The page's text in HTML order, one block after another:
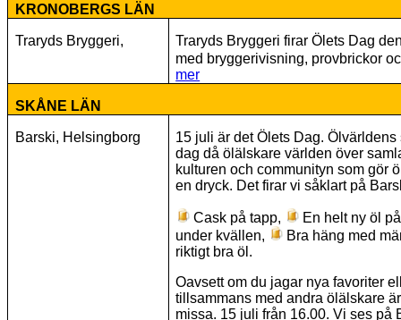
KRONOBERGS LÄN
Traryds Bryggeri,
Traryds Bryggeri firar Ölets Dag
med bryggerivisning, provbrickor
mer
SKÅNE LÄN
Barski, Helsingborg
15 juli är det Ölets Dag.
dag då ölälskare världen över
kulturen och communityn som gör
en dryck. Det firar vi såklart på
Cask på tapp,
En helt ny öl
under kvällen,
Bra häng med
riktigt bra öl.
Oavsett om du jagar nya favoriter
tillsammans med andra ölälskare
missa. 15 juli från 16.00. Vi ses på